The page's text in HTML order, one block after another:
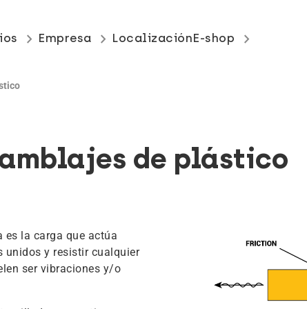
keyboard_arrow_right Empresa keyboard_arrow_right LocalizaciónE-shop keyboard_arrow_right
de plástico
es la carga que actúa
unidos y resistir cualquier
ser vibraciones y/o